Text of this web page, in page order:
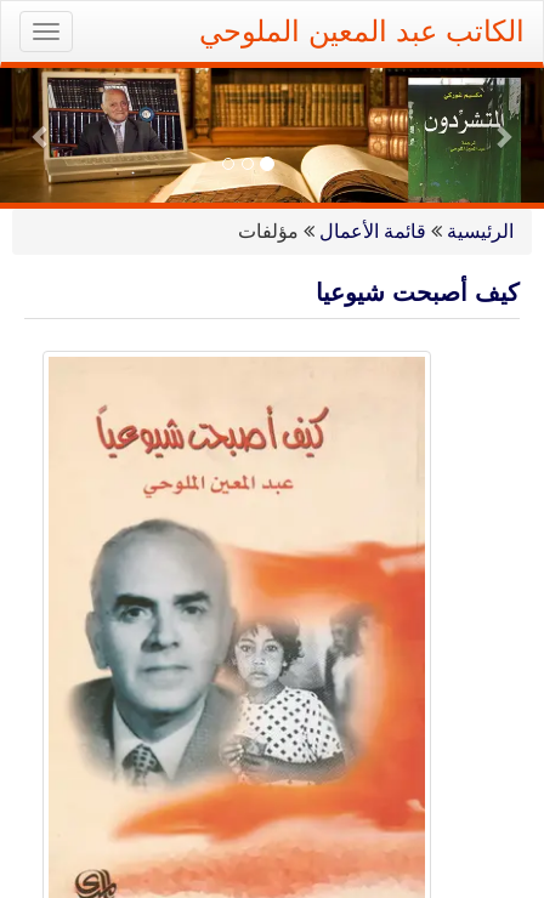
content
الكاتب عبد المعين الملوحي
Next
الرئيسية قائمة الأعمال مؤلفات
كيف أصبحت شيوعيا